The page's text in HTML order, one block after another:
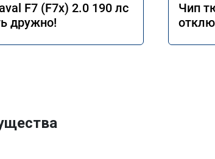
F7 (F7x) 2.0 190 лс
дружно!
Чип